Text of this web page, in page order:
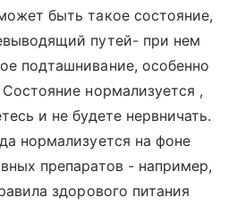
быть такое состояние,
путей- при нем
подташнивание, особенно
нормализуется ,
и не будете нервничать.
нормализуется на фоне
препаратов - например,
здорового питания